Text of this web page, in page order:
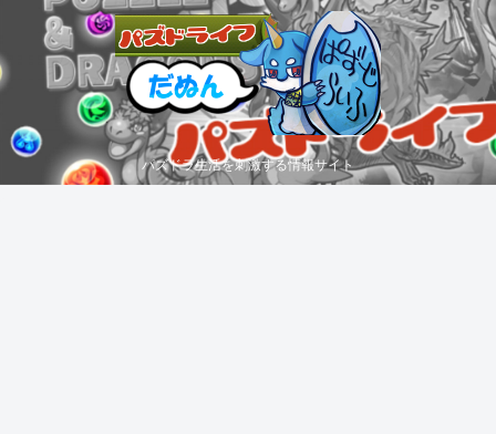
パズドラ生活を刺激する情報サイト